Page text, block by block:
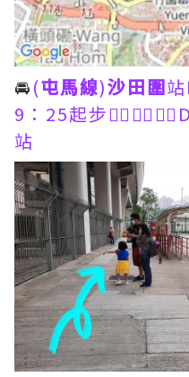
🚘(屯馬線)沙田圍
9：25起步
站